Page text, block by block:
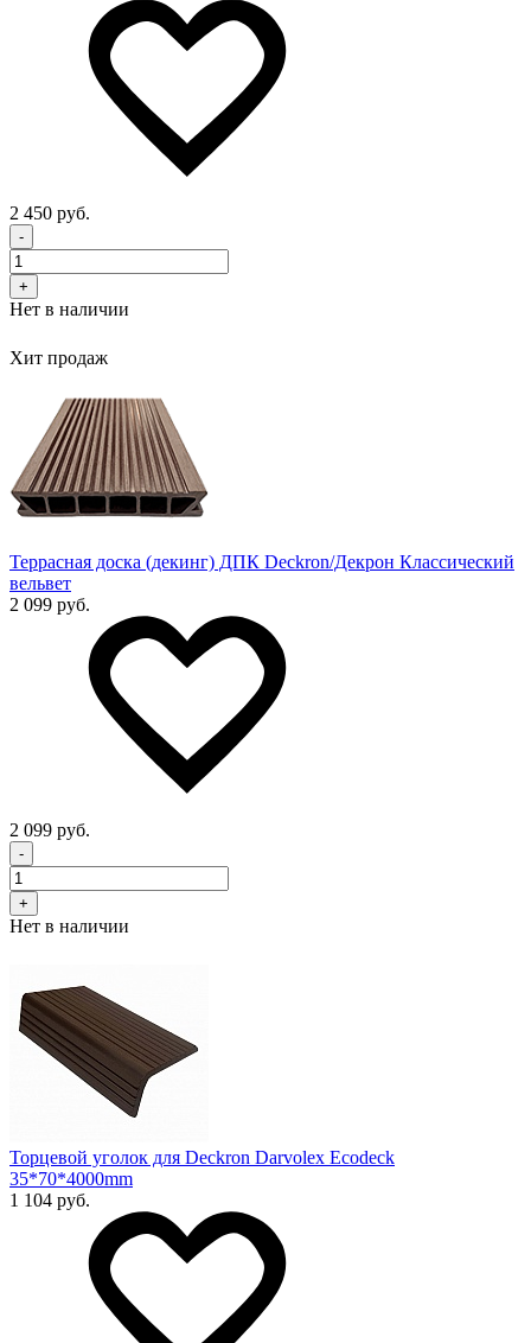
2 450 руб.
-
+
Нет в наличии
Хит продаж
Террасная доска (декинг) ДПК Deckron/Декрон Классический
вельвет
2 099 руб.
2 099 руб.
-
+
Нет в наличии
Торцевой уголок для Deckron Darvolex Ecodeck
35*70*4000mm
1 104 руб.